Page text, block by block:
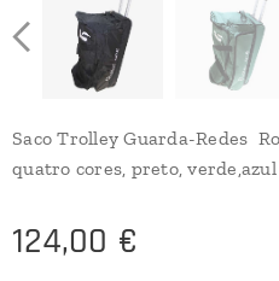
Saco Trolley Guarda-Redes
quatro cores, preto,
124,00 €